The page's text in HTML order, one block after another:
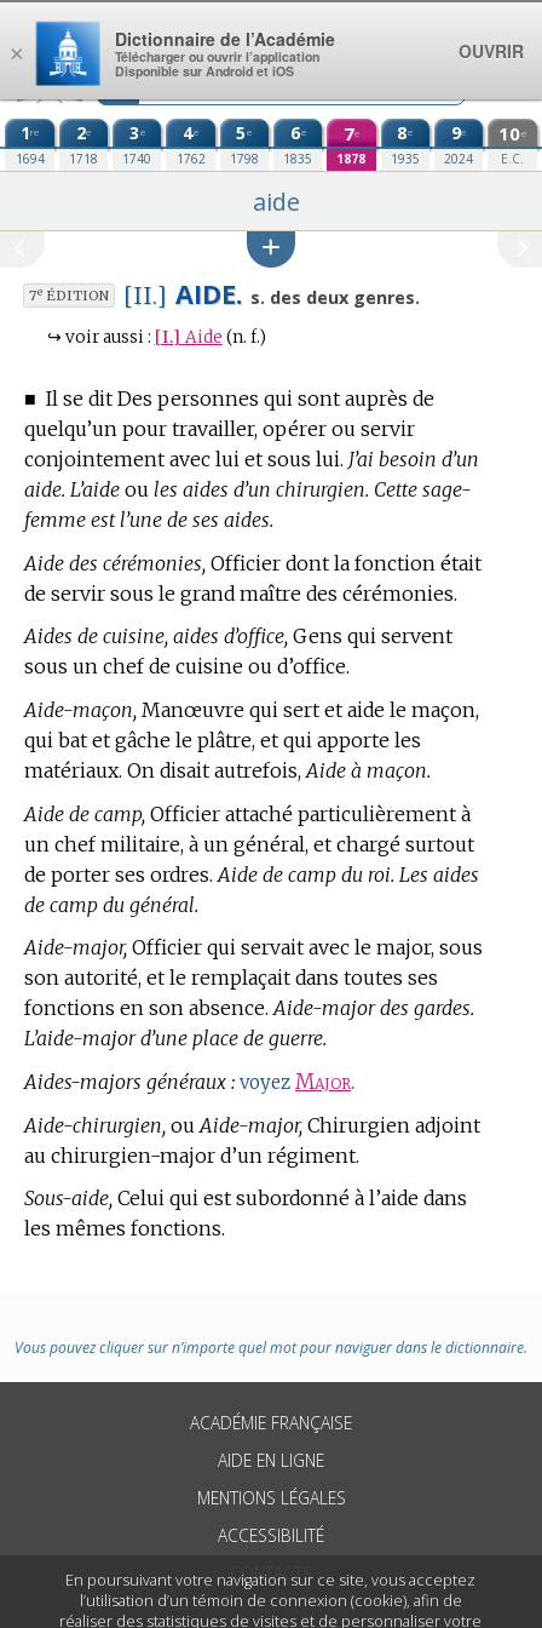
En poursuivant votre navigation sur ce site, vous acceptez
l’utilisation d’un témoin de connexion (cookie), afin de
réaliser des statistiques de visites et de personnaliser votre
Aller au contenu
1re
1694
2e
1718
3e
1740
4e
1762
5e
1798
6e
1835
7e
1878
8e
1935
9e
2024
10e
E.C.
aide
7eÉDITION [II.] AIDE. s. des deux genres.
↪ voir aussi : [I.] Aide (n. f.)
■ Il se dit Des personnes qui sont auprès de
quelqu’un pour travailler, opérer ou servir
conjointement avec lui et sous lui. J’ai besoin d’un
aide. L’aide ou les aides d’un chirurgien. Cette sage-
femme est l’une de ses aides.
Aide des cérémonies, Officier dont la fonction était
de servir sous le grand maître des cérémonies.
Aides de cuisine, aides d’office, Gens qui servent
sous un chef de cuisine ou d’office.
Aide-maçon, Manœuvre qui sert et aide le maçon,
qui bat et gâche le plâtre, et qui apporte les
matériaux. On disait autrefois, Aide à maçon.
Aide de camp, Officier attaché particulièrement à
un chef militaire, à un général, et chargé surtout
de porter ses ordres. Aide de camp du roi. Les aides
de camp du général.
Aide-major, Officier qui servait avec le major, sous
son autorité, et le remplaçait dans toutes ses
fonctions en son absence.Aide-major des gardes.
L’aide-major d’une place de guerre.
Aides-majors généraux : voyez Major.
Aide-chirurgien, ou Aide-major, Chirurgien adjoint
au chirurgien-major d’un régiment.
Sous-aide, Celui qui est subordonné à l’aide dans
les mêmes fonctions.
Vous pouvez cliquer sur n’importe quel mot pour naviguer dans le dictionnaire.
ACADÉMIE FRANÇAISE
AIDE EN LIGNE
MENTIONS LÉGALES
ACCESSIBILITÉ
CONTACTS
×
Dictionnaire de l’Académie
Télécharger ou ouvrir l’application
Disponible sur Android et iOS
OUVRIR